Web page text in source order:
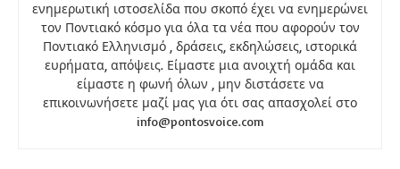
ενημερωτική ιστοσελίδα που σκοπό έχει να ενημερώνει
τον Ποντιακό κόσμο για όλα τα νέα που αφορούν τον
Ποντιακό Ελληνισμό , δράσεις, εκδηλώσεις, ιστορικά
ευρήματα, απόψεις. Είμαστε μια ανοιχτή ομάδα και
είμαστε η φωνή όλων , μην διστάσετε να
επικοινωνήσετε μαζί μας για ότι σας απασχολεί στο
info@pontosvoice.com